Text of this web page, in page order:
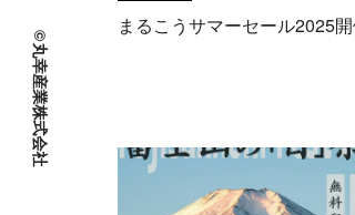
まるこうサマーセール2025
©
丸
幸
産
業
株
式
会
社